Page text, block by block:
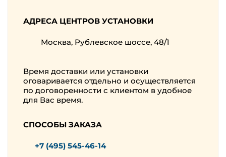
АДРЕСА ЦЕНТРОВ УСТАНОВКИ
Москва, Рублевское шоссе, 48/1
Время доставки или установки
оговаривается отдельно и осуществляется
по договоренности с клиентом в удобное
для Вас время.
СПОСОБЫ ЗАКАЗА
+7 (495) 545-46-14